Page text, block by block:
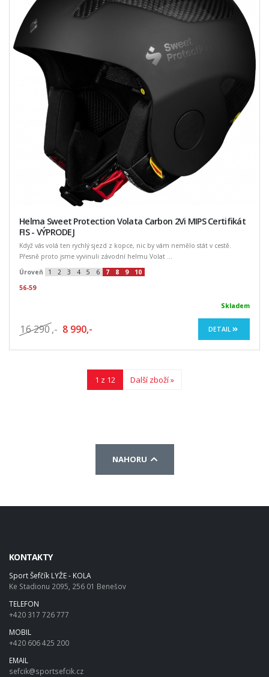
Helma Sweet Protection Volata Carbon 2Vi MIPS Certifikát
FIS - VÝPRODEJ
Když vás volá ten rychlý sjezd z kopce, nic by vám nemělo stát v cestě.
Přesně proto jsme vyvinuli závodní helmu Volat ...
Úroveň
1 2 3 4 5 6 7 8 9
10
56-59
Skladem
16 290 ,- 8 990,- DETAIL
1 z 12 Další zboží »
NAHORU
KONTAKTY
Sport Šefčík LYŽE - KOLA
Ke Stadionu 2095, 256 01 Benešov
TELEFON
+420 317 726 777
MOBIL
+420 606 425 200
EMAIL
sefcik@sportsefcik.cz